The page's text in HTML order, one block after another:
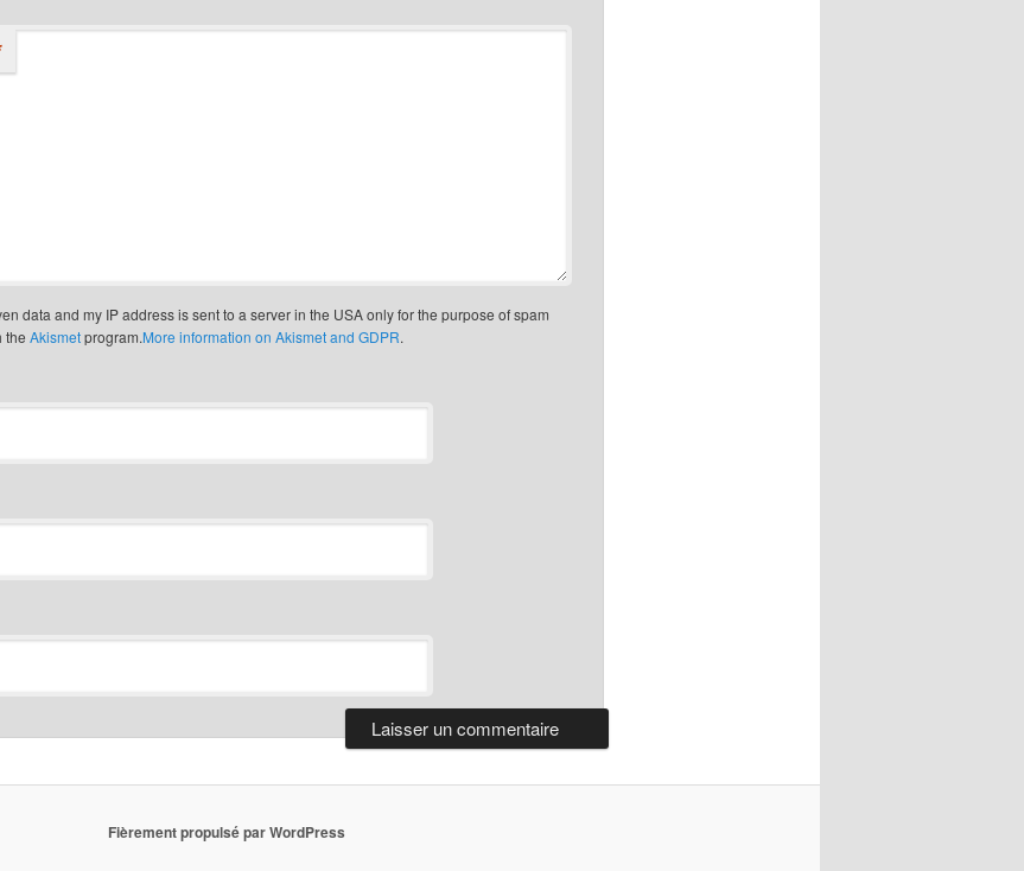
data and my IP address is sent to a server in the USA only for the purpose of spam
the Akismetprogram.More information on Akismet and GDPR.
Fièrement propulsé par WordPress